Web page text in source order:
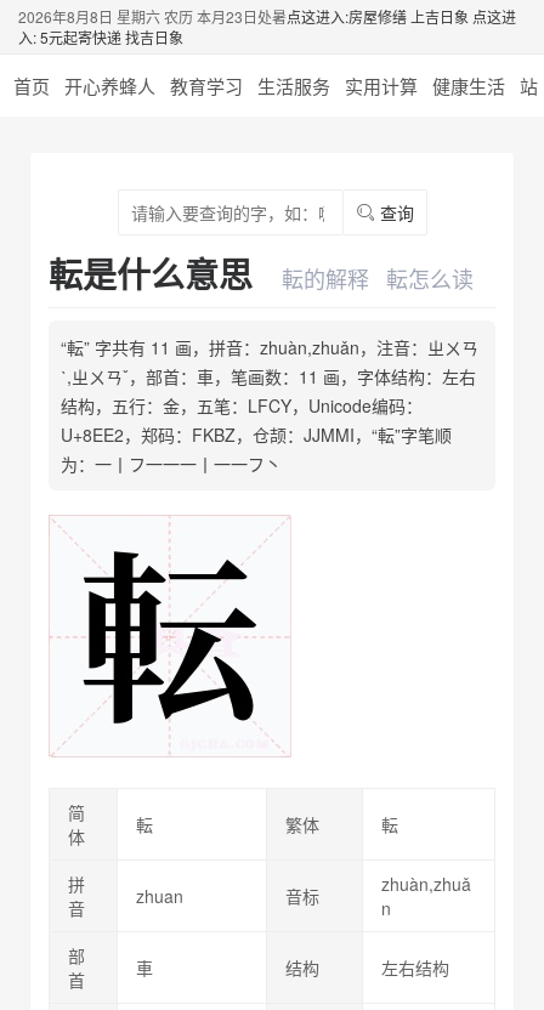
2026年8月8日 星期六 农历 本月23日处暑点这进入:房屋修缮 上吉日象 点这进
入: 5元起寄快递 找吉日象
首页 开心养蜂人 教育学习 生活服务 实用计算 健康生活 站
查询
転是什么意思 転的解释 転怎么读
“転” 字共有 11 画，拼音：zhuàn,zhuǎn，注音：ㄓㄨㄢ
ˋ,ㄓㄨㄢˇ，部首：車，笔画数：11 画，字体结构：左右
结构，五行：金，五笔：LFCY，Unicode编码：
U+8EE2，郑码：FKBZ，仓颉：JJMMI，“転”字笔顺
为：一丨フ一一一丨一一フ丶
简
体
転 繁体 転
拼
音
zhuan 音标
zhuàn,zhuǎ
n
部
首
車 结构 左右结构